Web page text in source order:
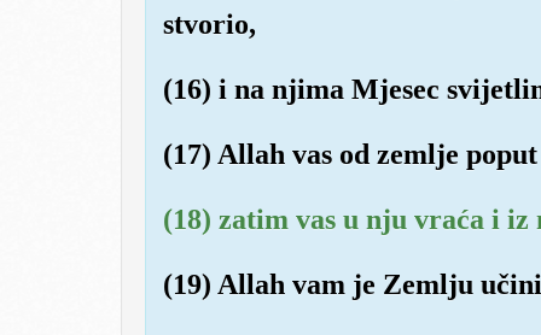
stvorio,
(16) i na njima Mjesec
(17) Allah vas od zemlje
(18) zatim vas u nju vraća i iz
(19) Allah vam je Zemlju